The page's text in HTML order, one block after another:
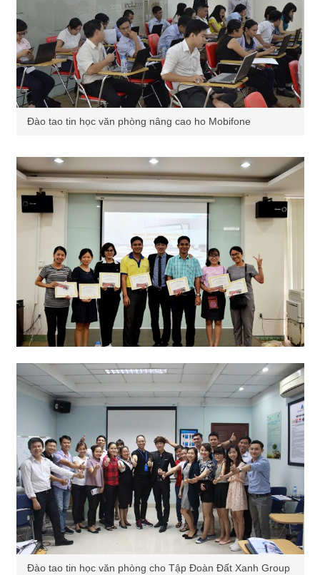
Đào tao tin học văn phòng nâng cao ho Mobifone
Đào tao tin học văn phòng cho Tập Đoàn Đất Xanh Group